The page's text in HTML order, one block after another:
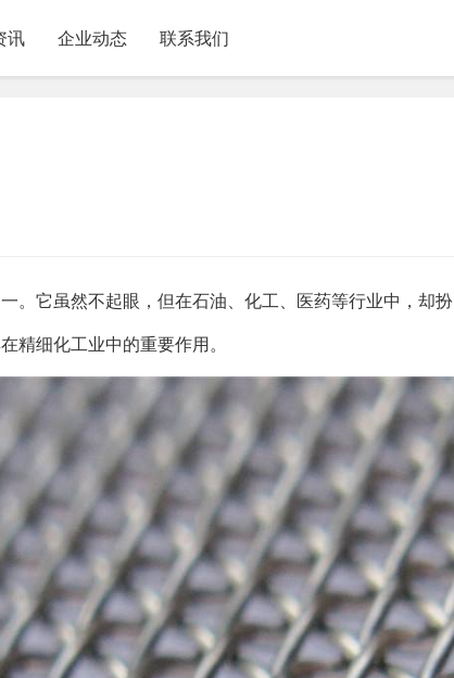
讯 企业动态 联系我们
。它虽然不起眼，但在石油、化工、医药等行业中，却扮
精细化工业中的重要作用。